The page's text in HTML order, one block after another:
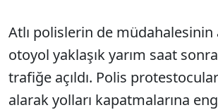
Atlı polislerin de müdahalesinin
otoyol yaklaşık yarım saat
trafiğe açıldı. Polis
alarak yolları kapatmalarına